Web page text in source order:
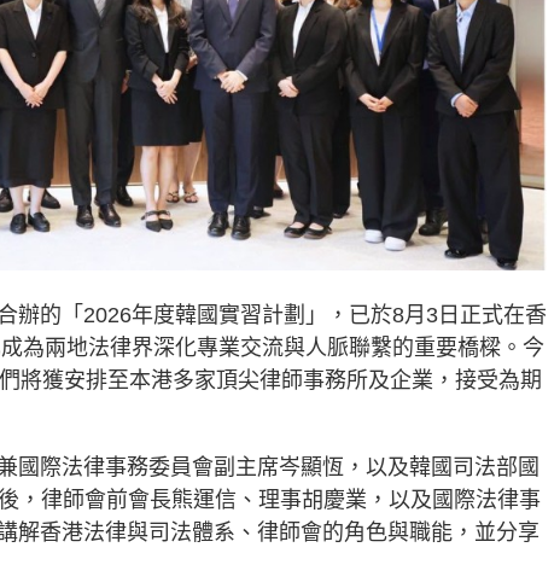
辦的「2026年度韓國實習計劃」，已於8月3日正式在香
為兩地法律界深化專業交流與人脈聯繫的重要橋樑。今
將獲安排至本港多家頂尖律師事務所及企業，接受為期
國際法律事務委員會副主席岑顯恆，以及韓國司法部國
，律師會前會長熊運信、理事胡慶業，以及國際法律事
解香港法律與司法體系、律師會的角色與職能，並分享